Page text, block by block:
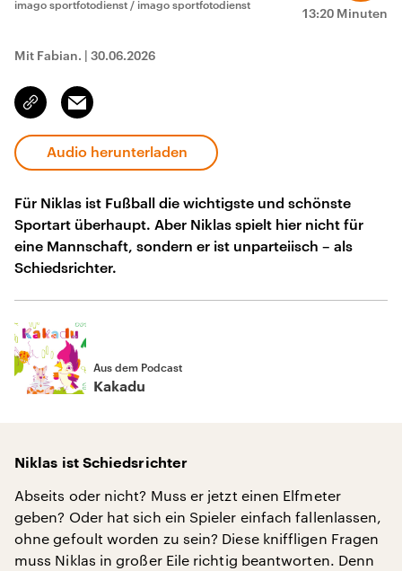
13:20 Minuten
imago sportfotodienst / imago sportfotodienst
Mit Fabian. | 30.06.2026
Link
kopieren/teilen
Email
Audio herunterladen
Für Niklas ist Fußball die wichtigste und schönste
Sportart überhaupt. Aber Niklas spielt hier nicht für
eine Mannschaft, sondern er ist unparteiisch – als
Schiedsrichter.
Aus dem Podcast
Kakadu
Niklas ist Schiedsrichter
Abseits oder nicht? Muss er jetzt einen Elfmeter
geben? Oder hat sich ein Spieler einfach fallenlassen,
ohne gefoult worden zu sein? Diese kniffligen Fragen
muss Niklas in großer Eile richtig beantworten. Denn